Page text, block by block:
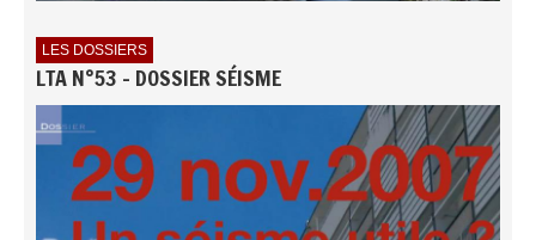
LES DOSSIERS
LTA N°53 - DOSSIER SÉISME